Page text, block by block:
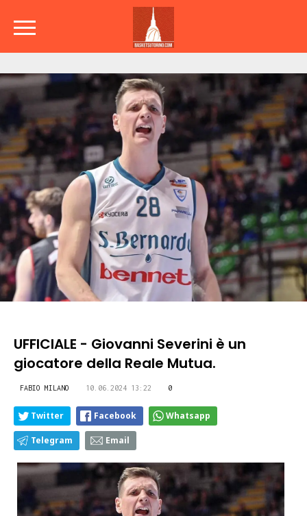
UFFICIALE - Giovanni Severini è un
giocatore della Reale Mutua.
FABIO MILANO 10.06.2024 13:22 0
Twitter Facebook Whatsapp
Telegram Email